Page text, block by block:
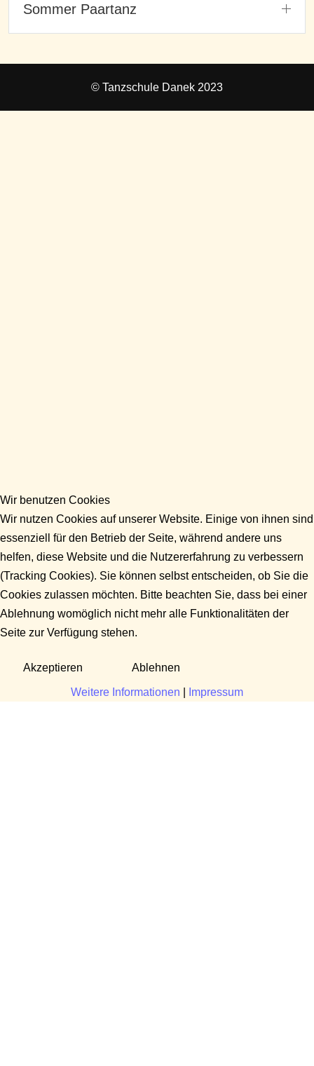
Sommer Paartanz
© Tanzschule Danek 2023
Wir benutzen Cookies
Wir nutzen Cookies auf unserer Website. Einige von ihnen sind
essenziell für den Betrieb der Seite, während andere uns
helfen, diese Website und die Nutzererfahrung zu verbessern
(Tracking Cookies). Sie können selbst entscheiden, ob Sie die
Cookies zulassen möchten. Bitte beachten Sie, dass bei einer
Ablehnung womöglich nicht mehr alle Funktionalitäten der
Seite zur Verfügung stehen.
Akzeptieren Ablehnen
Weitere Informationen Impressum